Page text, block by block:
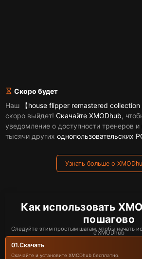
Скоро будет
Наш
【house flipper remastered collection
скоро выйдет!Скачайте XMODhub,
уведомление о доступности тренеров
тысячи другиходнопользовательских
Узнать больше о
Как использовать
пошагово
Следуйте этим простым шагам, чтобы начать
с XMODhub
01.Скачать
Скачайте и установите XMODhub бесплатно.